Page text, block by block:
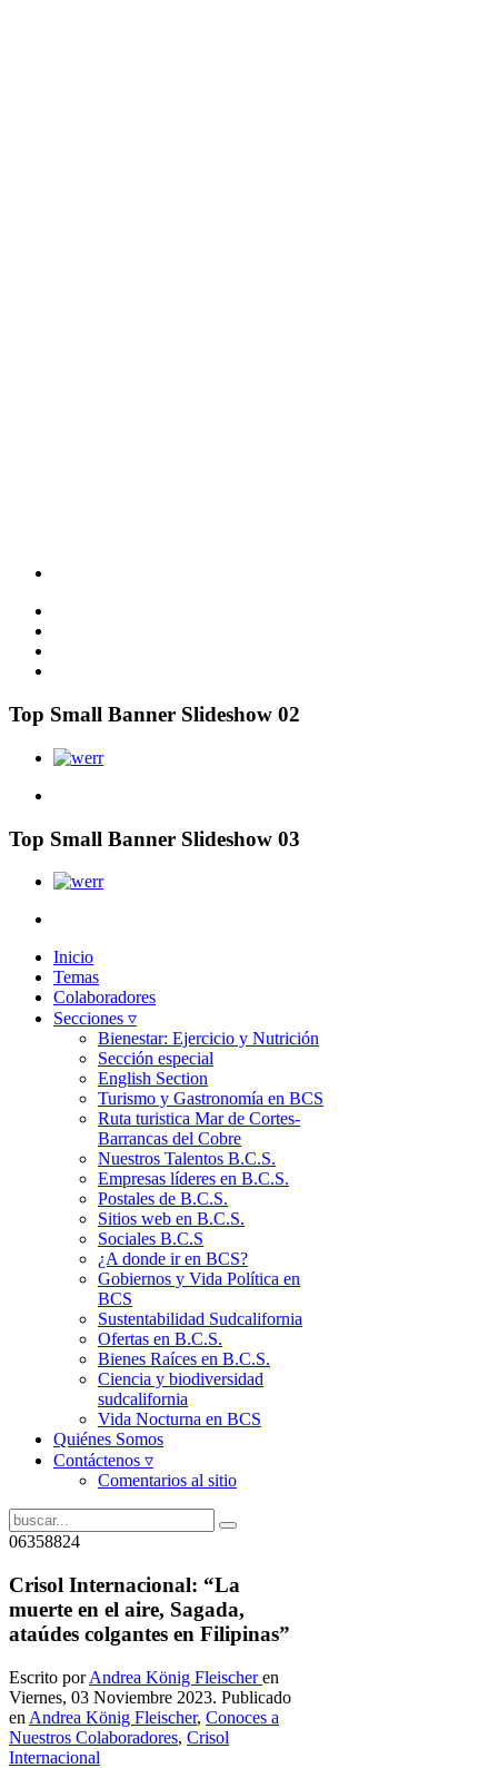
Top Small Banner Slideshow 02
Top Small Banner Slideshow 03
Inicio
Temas
Colaboradores
Secciones ▿
Bienestar: Ejercicio y Nutrición
Sección especial
English Section
Turismo y Gastronomía en BCS
Ruta turistica Mar de Cortes-
Barrancas del Cobre
Nuestros Talentos B.C.S.
Empresas líderes en B.C.S.
Postales de B.C.S.
Sitios web en B.C.S.
Sociales B.C.S
¿A donde ir en BCS?
Gobiernos y Vida Política en
BCS
Sustentabilidad Sudcalifornia
Ofertas en B.C.S.
Bienes Raíces en B.C.S.
Ciencia y biodiversidad
sudcalifornia
Vida Nocturna en BCS
Quiénes Somos
Contáctenos ▿
Comentarios al sitio
06358824
Crisol Internacional: “La
muerte en el aire, Sagada,
ataúdes colgantes en Filipinas”
Escrito porAndrea König Fleischeren
Viernes, 03 Noviembre 2023. Publicado
en Andrea König Fleischer, Conoces a
Nuestros Colaboradores, Crisol
Internacional